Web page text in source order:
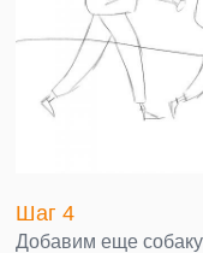
Шаг 4
Добавим еще